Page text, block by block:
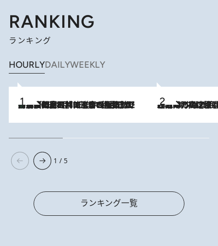
RANKING
ランキング
HOURLYDAILYWEEKLY
2026.8.8
「最後に見られてよかった」上野動物園の東園パンダ舎が解体前に特別公開。8月16日まで延長されたパネル展と共に辿る“半世紀”のパンダ飼育《解体工事の図面あり》 2026.8.7
「湘南乃風に憧れて」観客大盛上がりの“タオル回し”に、ラッパー顔負けの高速歌唱まで…さだまさし（74）のアグレッシブすぎる現在地
1 / 5
ランキング一覧